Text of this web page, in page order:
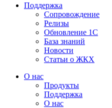
Поддержка
Сопровождение
Релизы
Обновление 1С
База знаний
Новости
Статьи о ЖКХ
О нас
Продукты
Поддержка
О нас